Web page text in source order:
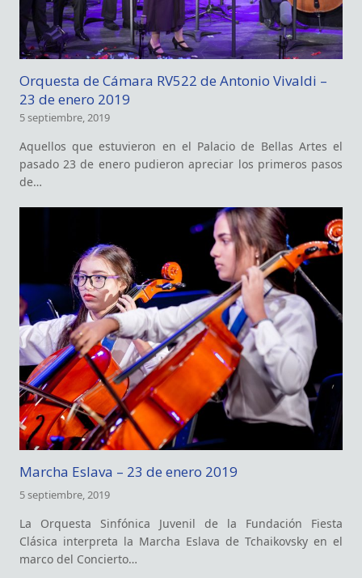
Orquesta de Cámara RV522 de Antonio Vivaldi –
23 de enero 2019
5 septiembre, 2019
Aquellos que estuvieron en el Palacio de Bellas Artes el
pasado 23 de enero pudieron apreciar los primeros pasos
de…
Marcha Eslava – 23 de enero 2019
5 septiembre, 2019
La Orquesta Sinfónica Juvenil de la Fundación Fiesta
Clásica interpreta la Marcha Eslava de Tchaikovsky en el
marco del Concierto…